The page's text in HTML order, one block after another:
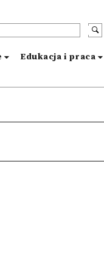
Edukacja i praca